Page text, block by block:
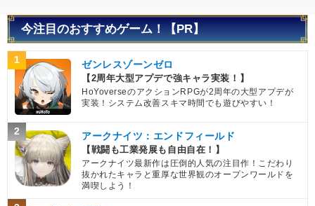
今注目のおすすめゲーム！【PR】
1 ゼンレスゾーンゼロ
【2周年大型アプデで強キャラ実装！】
HoYoverseのアクションRPGが2周年の大型アプデが
実装！システム改善スキマ時間でも遊びやすい！
2 アークナイツ：エンドフィールド
【戦闘も工業発展も自由自在！】
アークナイツ最新作は圧倒的人気の注目作！こだわり
抜かれたキャラと重厚な世界観のオープンワールドを
満喫しよう！